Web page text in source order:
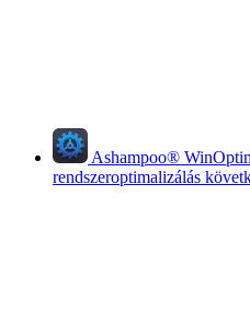
Ashampoo®
rendszeroptimalizálás